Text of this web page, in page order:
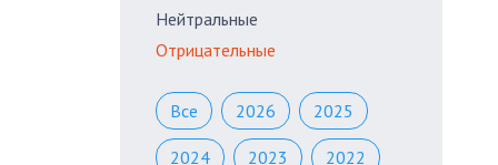
Нейтральные
Отрицательные
Все 2026 2025
2024 2023 2022